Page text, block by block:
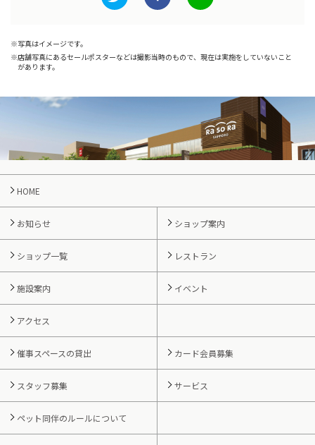
写真はイメージです。
店舗写真にあるセールポスターなどは撮影当時のもので、現在は実施をしていないこと
があります。
HOME
お知らせ ショップ案内
ショップ一覧 レストラン
施設案内 イベント
アクセス
催事スペースの貸出 カード会員募集
スタッフ募集 サービス
ペット同伴のルールについて